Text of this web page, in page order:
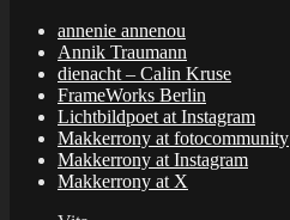
annenie annenou
Annik Traumann
dienacht – Calin Kruse
FrameWorks Berlin
Lichtbildpoet at Instagram
Makkerrony at fotocommunity
Makkerrony at Instagram
Makkerrony at X